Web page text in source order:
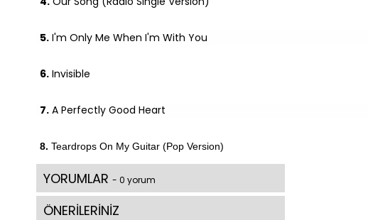
5. I'm Only Me When I'm With You
6. Invisible
7. A Perfectly Good Heart
8. Teardrops On My Guitar (Pop Version)
YORUMLAR - 0 yorum
ÖNERİLERİNİZ